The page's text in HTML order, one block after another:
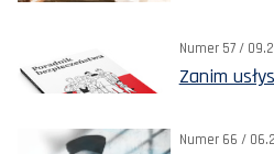
Numer 57 /
Zanim
Numer 66 /